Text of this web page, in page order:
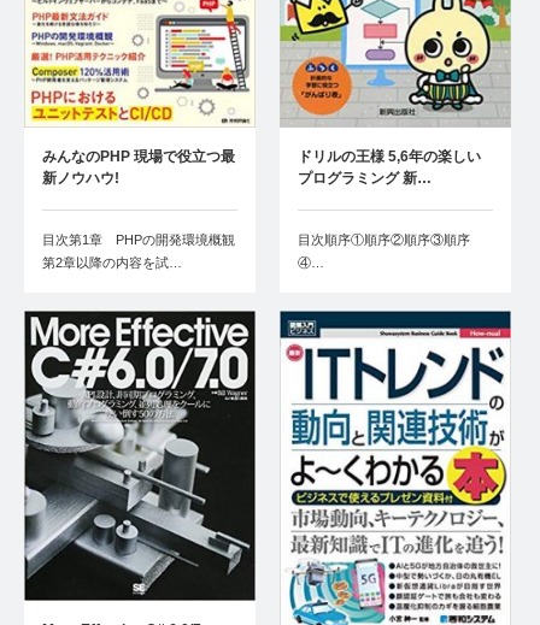
みんなのPHP 現場で役立つ最
新ノウハウ!
目次第1章 PHPの開発環境概観
第2章以降の内容を試…
ドリルの王様 5,6年の楽しい
プログラミング 新…
目次順序①順序②順序③順序
④…